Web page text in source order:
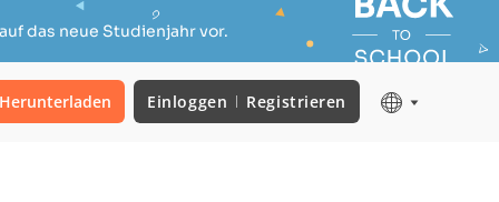
das neue Studienjahr vor.
Herunterladen Einloggen Registrieren